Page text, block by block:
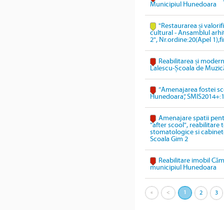
Municipiul Hunedoara
"Restaurarea și
cultural - Ansamblul
2", Nr.ordine:20(Apel
Reabilitarea și
Lalescu-Școala de
”Amenajarea fostei
Hunedoara”,
Amenajare spatii
"after scool", reabilitare
stomatologice si
Scoala Gim 2
Reabilitare imobil
municipiul Hunedoara
« < 1 2 3